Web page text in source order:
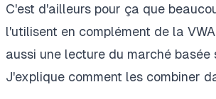
C'est d'ailleurs pour ça que
l'utilisent en complément de la
aussi une lecture du marché basée
J'explique comment les combiner